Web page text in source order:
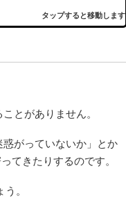
タップすると移動します
とがありません。
がっていないか」とか
てきたりするのです。
。